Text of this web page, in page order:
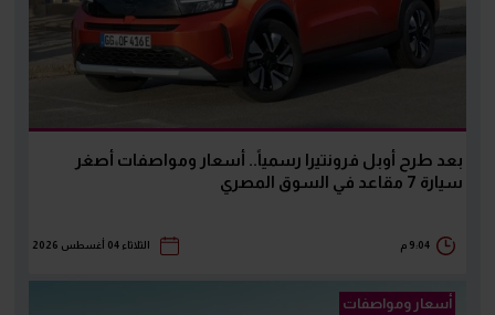
بعد طرح أوبل فرونتيرا رسمياً.. أسعار ومواصفات أصغر
سيارة 7 مقاعد في السوق المصري
9:04 م الثلاثاء 04 أغسطس 2026
أسعار ومواصفات